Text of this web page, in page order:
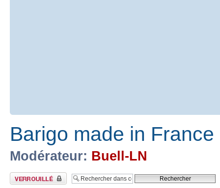
Barigo made in France
Modérateur: Buell-LN
Sujet verrouillé